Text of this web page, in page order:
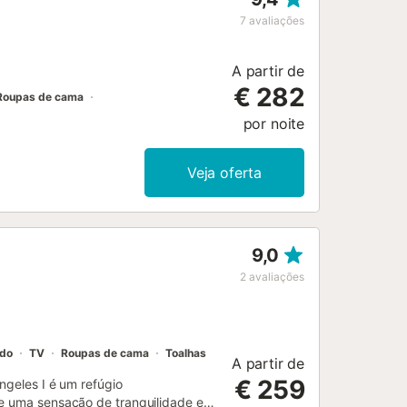
e acesso direto à piscina e ao
7 avaliações
de cama
A partir de
€ 282
por noite
Veja oferta
9,0
2 avaliações
TV Roupas de cama Toalhas
I é um refúgio
uma sensação de tranquilidade em
A partir de
€ 259